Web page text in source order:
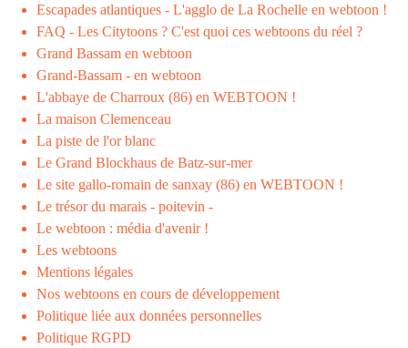
Escapades atlantiques - L'agglo de La Rochelle en webtoon !
FAQ - Les Citytoons ? C'est quoi ces webtoons du réel ?
Grand Bassam en webtoon
Grand-Bassam - en webtoon
L'abbaye de Charroux (86) en WEBTOON !
La maison Clemenceau
La piste de l'or blanc
Le Grand Blockhaus de Batz-sur-mer
Le site gallo-romain de sanxay (86) en WEBTOON !
Le trésor du marais - poitevin -
Le webtoon : média d'avenir !
Les webtoons
Mentions légales
Nos webtoons en cours de développement
Politique liée aux données personnelles
Politique RGPD